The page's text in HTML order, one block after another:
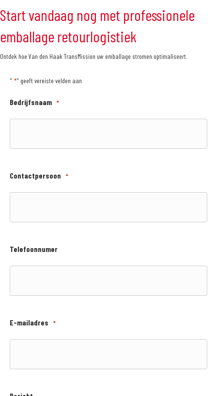
Start vandaag nog met professionele
emballage retourlogistiek
Ontdek hoe Van den Haak TransMission uw emballage stromen optimaliseert.
" *" geeft vereiste velden aan
Bedrijfsnaam *
Contactpersoon *
Telefoonnumer
E-mailadres *